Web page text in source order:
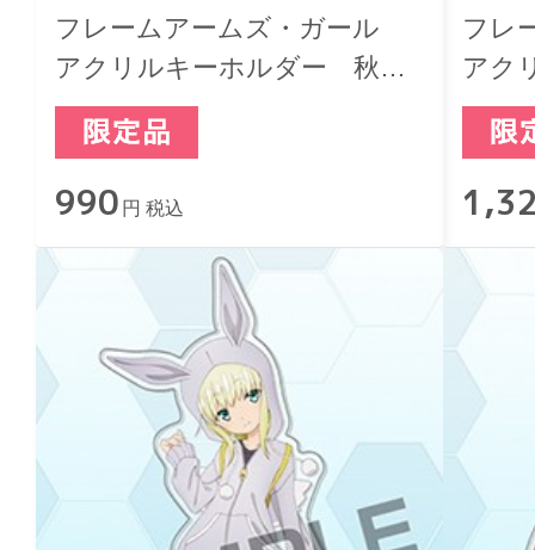
フレームアームズ・ガール
アクリルキーホルダー 秋の
おでかけver. 源内あお
990 円 税込
フレ
アク
ット